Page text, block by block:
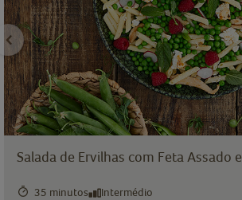
Salada de Ervilhas com Feta Assado
35 minutos Intermédio